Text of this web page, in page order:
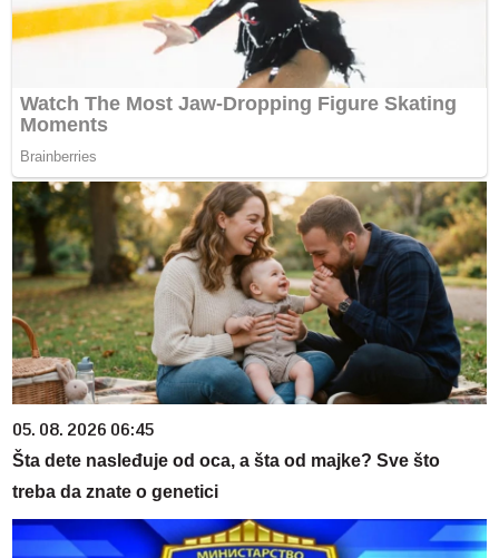
05. 08. 2026 06:45
Šta dete nasleđuje od oca, a šta od majke? Sve što
treba da znate o genetici